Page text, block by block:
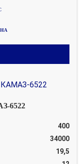
6522
400
34000
19,5